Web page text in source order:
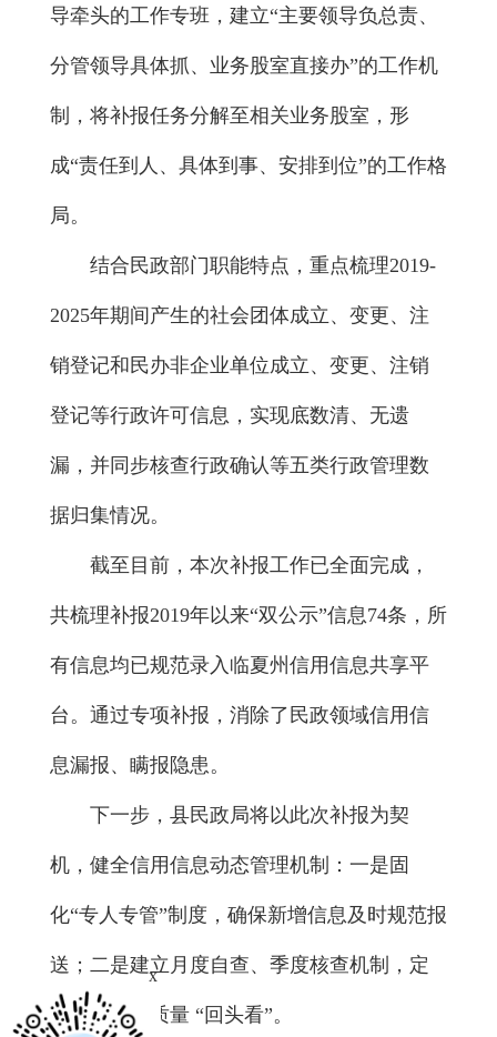
导牵头的工作专班，建立“主要领导负总责、
分管领导具体抓、业务股室直接办”的工作机
制，将补报任务分解至相关业务股室，形
成“责任到人、具体到事、安排到位”的工作格
局。
结合民政部门职能特点，重点梳理2019-
2025年期间产生的社会团体成立、变更、注
销登记和民办非企业单位成立、变更、注销
登记等行政许可信息，实现底数清、无遗
漏，并同步核查行政确认等五类行政管理数
据归集情况。
截至目前，本次补报工作已全面完成，
共梳理补报2019年以来“双公示”信息74条，所
有信息均已规范录入临夏州信用信息共享平
台。通过专项补报，消除了民政领域信用信
息漏报、瞒报隐患。
下一步，县民政局将以此次补报为契
机，健全信用信息动态管理机制：一是固
化“专人专管”制度，确保新增信息及时规范报
送；二是建立月度自查、季度核查机制，定
期开展信息质量 “回头看”。
x